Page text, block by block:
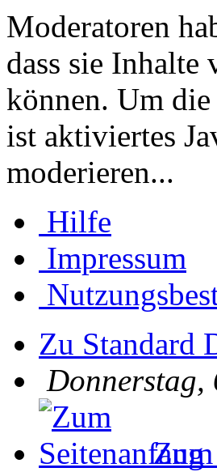
Moderatoren
dass sie Inhalte
können. Um
ist aktiviertes
moderieren...
Hilfe
Impressum
Zu Standard
Donnerstag,